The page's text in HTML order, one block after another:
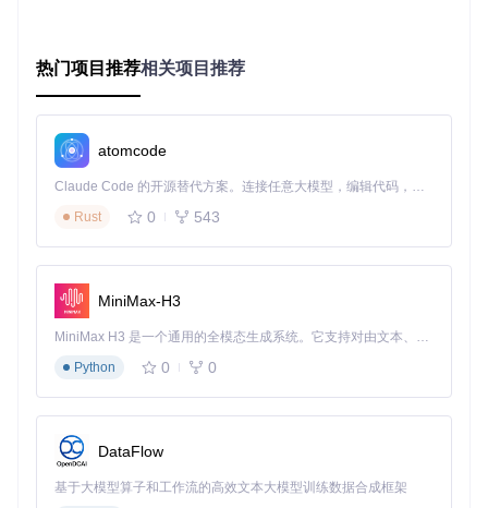
2B
Q2
展
思考问题：为什么Qwen3选择64层而非128层？答案在于深度
与宽度的平衡——64层配合5120维隐藏层，在控制推理延迟
的同时保证了模型容量，实验表明更深的网络会导致梯度消失
二、性能优化：GQA如何实现75%显存节省
2.1 注意力机制的三代演进
注意力机制经历了从MHA到MQA再到GQA的演进，Qwen3-3
2B选择GQA作为平衡点：
佳但显存占用高
MQA（多查询注意力）：64个Q头共享1个KV头，速度快但
性能损失明显
GQA（分组查询注意力）
个KV头，平衡性能与效率
热门项目推荐相关项目推荐
atomcode
Claude Code 的开源替代方案。连接任意大模型，编辑代码，运行命令，自动验证 — 全自动执行。用 Rust 构建，极致性能。 ｜ An open-source alternative to Claude Code. Connect any LLM, edit code, run commands, and verify changes — autonomously. Built in Rust for speed. Get Started
Rust
0 543
MiniMax-H3
MiniMax H3 是一个通用的全模态生成系统。它支持对由文本、图像、视频和音频组成的多模态上下文进行统一理解，并能生成分辨率高达 2K、时长可达 15 秒的带原生立体声音频的视频。得益于面向任务泛化的系统设计，H3 在预训练阶段就已具备广泛的多模态上下文理解与生成能力，能够出色地执行复杂的多模态指令。
Python
0 0
DataFlow
基于大模型算子和工作流的高效文本大模型训练数据合成框架